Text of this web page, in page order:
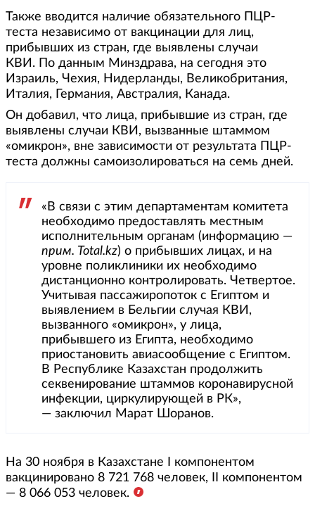
Также вводится наличие обязательного ПЦР-
теста независимо от вакцинации для лиц,
прибывших из стран, где выявлены случаи
КВИ. По данным Минздрава, на сегодня это
Израиль, Чехия, Нидерланды, Великобритания,
Италия, Германия, Австралия, Канада.
Он добавил, что лица, прибывшие из стран, где
выявлены случаи КВИ, вызванные штаммом
«омикрон», вне зависимости от результата ПЦР-
теста должны самоизолироваться на семь дней.
«В связи с этим департаментам комитета
необходимо предоставлять местным
исполнительным органам (информацию —
прим. Total.kz) о прибывших лицах, и на
уровне поликлиники их необходимо
дистанционно контролировать. Четвертое.
Учитывая пассажиропоток с Египтом и
выявлением в Бельгии случая КВИ,
вызванного «омикрон», у лица,
прибывшего из Египта, необходимо
приостановить авиасообщение с Египтом.
В Республике Казахстан продолжить
секвенирование штаммов коронавирусной
инфекции, циркулирующей в РК»,
— заключил Марат Шоранов.
На 30 ноября в Казахстане I компонентом
вакцинировано 8 721 768 человек, II компонентом
— 8 066 053 человек.